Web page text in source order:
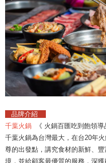
品牌介紹
千葉火鍋
《 火鍋百匯吃到飽領導
千葉火鍋為台灣最大，在台20年
尊的出發點，講究食材的新鮮、
境，並給顧客最優質的服務，深獲